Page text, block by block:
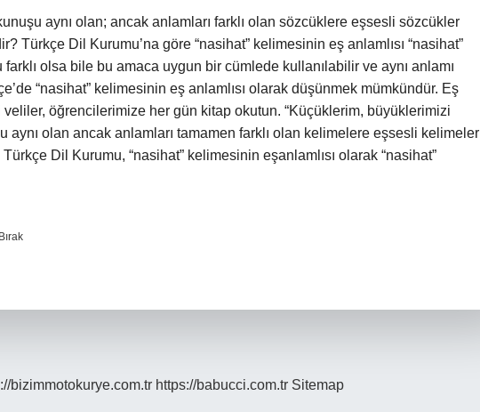
aynı olan; ancak anlamları farklı olan sözcüklere eşsesli sözcükler
Türkçe Dil Kurumu’na göre “nasihat” kelimesinin eş anlamlısı “nasihat”
farklı olsa bile bu amaca uygun bir cümlede kullanılabilir ve aynı anlamı
“nasihat” kelimesinin eş anlamlısı olarak düşünmek mümkündür. Eş
öğrencilerimize her gün kitap okutun. “Küçüklerim, büyüklerimizi
aynı olan ancak anlamları tamamen farklı olan kelimelere eşsesli kelimeler
Dil Kurumu, “nasihat” kelimesinin eşanlamlısı olarak “nasihat”
bizimmotokurye.com.tr https://babucci.com.tr Sitemap